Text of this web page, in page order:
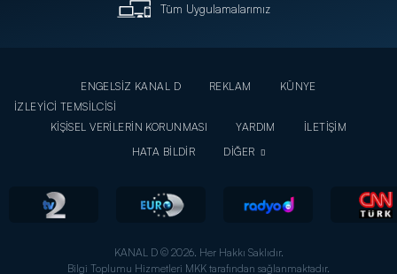
Tüm Uygulamalarımız
ENGELSİZ KANAL D REKLAM
KÜNYE
İZLEYİCİ TEMSİLCİSİ
KİŞİSEL VERİLERİN KORUNMASI
YARDIM
İLETİŞİM
HATA BİLDİR
DİĞER
KANAL D © 2026. Her Hakkı Saklıdır.
Bilgi Toplumu Hizmetleri MKK tarafından sağlanmaktadır.